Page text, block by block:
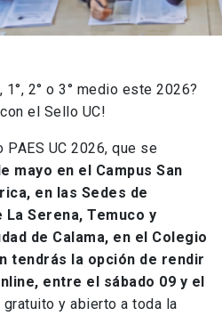
2° o 3° medio este 2026?
el Sello UC!
PAES UC 2026, que se
mayo en el Campus San
en las Sedes de
Serena, Temuco y
de Calama, en el Colegio
tendrás la opción de rendir
entre el sábado 09 y el
gratuito y abierto a toda la